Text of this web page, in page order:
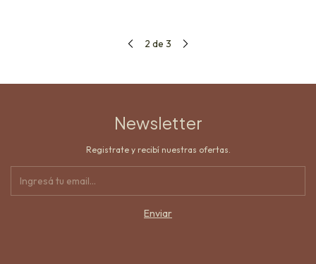
2 de 3
Newsletter
Registrate y recibí nuestras ofertas.